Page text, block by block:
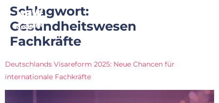
Schlagwort:
Gesundheitswesen
Fachkräfte
Deutschlands Visareform 2025: Neue Chancen für
internationale Fachkräfte